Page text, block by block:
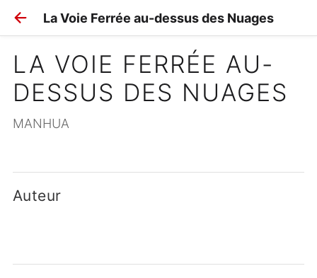
La Voie Ferrée au-dessus des Nuages
LA VOIE FERRÉE AU-
DESSUS DES NUAGES
MANHUA
Auteur